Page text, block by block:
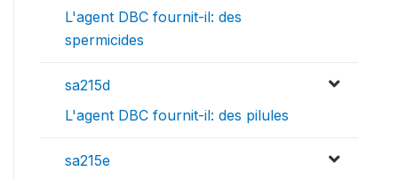
L'agent DBC fournit-il: des
spermicides
sa215d
L'agent DBC fournit-il: des pilules
sa215e